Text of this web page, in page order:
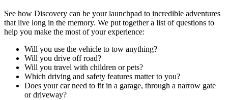
See how Discovery can be your launchpad to incredible adventures
that live long in the memory. We put together a list of questions to
help you make the most of your experience:
Will you use the vehicle to tow anything?
Will you drive off road?
Will you travel with children or pets?
Which driving and safety features matter to you?
Does your car need to fit in a garage, through a narrow gate
or driveway?